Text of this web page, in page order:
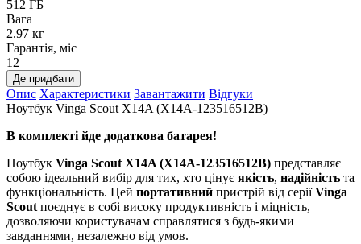
512 ГБ
Вага
2.97 кг
Гарантія, міс
12
Де придбати
Опис Характеристики Завантажити Відгуки
Ноутбук Vinga Scout X14A (X14A-123516512B)
В комплекті йде додаткова батарея!
Ноутбук Vinga Scout X14A (X14A-123516512B) представляє
собою ідеальний вибір для тих, хто цінує якість, надійність та
функціональність. Цей портативний пристрій від серіїVinga
Scout поєднує в собі високу продуктивність і міцність,
дозволяючи користувачам справлятися з будь-якими
завданнями, незалежно від умов.